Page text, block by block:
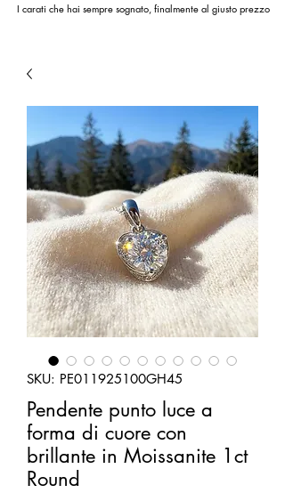
I carati che hai sempre sognato, finalmente al giusto prezzo
SKU: PE011925100GH45
Pendente punto luce a
forma di cuore con
brillante in Moissanite 1ct
Round